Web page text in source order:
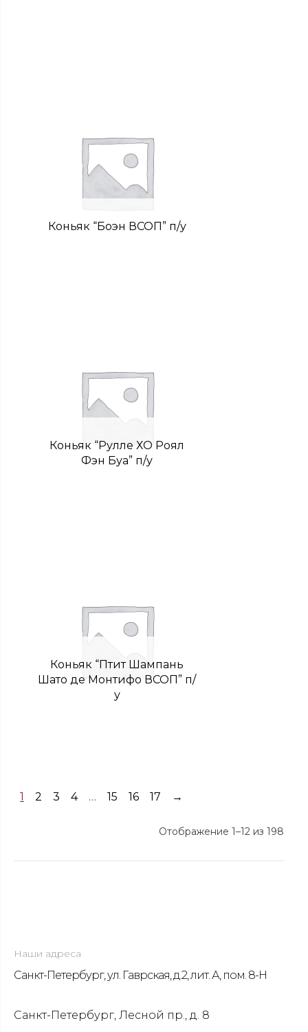
Коньяк “Боэн ВСОП” п/у
Коньяк “Рулле ХО Роял
Фэн Буа” п/у
Коньяк “Птит Шампань
Шато де Монтифо ВСОП” п/
у
1 2 3 4 … 15 16 17 →
Отображение 1–12 из 198
Наши адреса
Санкт-Петербург, ул. Гаврская, д.2, лит. А, пом. 8-Н
Санкт-Петербург, Лесной пр., д. 8